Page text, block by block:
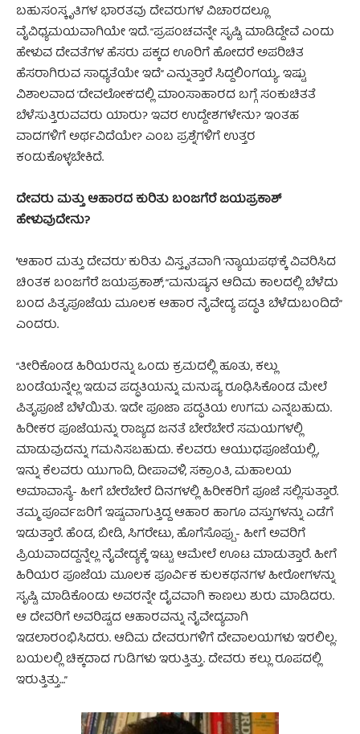
ಬಹುಸಂಸ್ಕೃತಿಗಳ ಭಾರತವು ದೇವರುಗಳ ವಿಚಾರದಲ್ಲೂ
ವೈವಿಧ್ಯಮಯವಾಗಿಯೇ ಇದೆ. “ಪ್ರಪಂಚವನ್ನೇ ಸೃಷ್ಟಿ ಮಾಡಿದ್ದೇವೆ ಎಂದು
ಹೇಳುವ ದೇವತೆಗಳ ಹೆಸರು ಪಕ್ಕದ ಊರಿಗೆ ಹೋದರೆ ಅಪರಿಚಿತ
ಹೆಸರಾಗಿರುವ ಸಾಧ್ಯತೆಯೇ ಇದೆ” ಎನ್ನುತ್ತಾರೆ ಸಿದ್ದಲಿಂಗಯ್ಯ. ಇಷ್ಟು
ವಿಶಾಲವಾದ ’ದೇವಲೋಕ’ದಲ್ಲಿ ಮಾಂಸಾಹಾರದ ಬಗ್ಗೆ ಸಂಕುಚಿತತೆ
ಬೆಳೆಸುತ್ತಿರುವವರು ಯಾರು? ಇವರ ಉದ್ದೇಶಗಳೇನು? ಇಂತಹ
ವಾದಗಳಿಗೆ ಅರ್ಥವಿದೆಯೇ? ಎಂಬ ಪ್ರಶ್ನೆಗಳಿಗೆ ಉತ್ತರ
ಕಂಡುಕೊಳ್ಳಬೇಕಿದೆ.
ದೇವರು ಮತ್ತು ಆಹಾರದ ಕುರಿತು ಬಂಜಗೆರೆ ಜಯಪ್ರಕಾಶ್
ಹೇಳುವುದೇನು?
’ಆಹಾರ ಮತ್ತು ದೇವರು’ ಕುರಿತು ವಿಸ್ತೃತವಾಗಿ ’ನ್ಯಾಯಪಥ’ಕ್ಕೆ ವಿವರಿಸಿದ
ಚಿಂತಕ ಬಂಜಗೆರೆ ಜಯಪ್ರಕಾಶ್, “ಮನುಷ್ಯನ ಆದಿಮ ಕಾಲದಲ್ಲಿ ಬೆಳೆದು
ಬಂದ ಪಿತೃಪೂಜೆಯ ಮೂಲಕ ಆಹಾರ ನೈವೇದ್ಯ ಪದ್ಧತಿ ಬೆಳೆದುಬಂದಿದೆ”
ಎಂದರು.
“ತೀರಿಕೊಂಡ ಹಿರಿಯರನ್ನು ಒಂದು ಕ್ರಮದಲ್ಲಿ ಹೂತು, ಕಲ್ಲು
ಬಂಡೆಯನ್ನೆಲ್ಲ ಇಡುವ ಪದ್ಧತಿಯನ್ನು ಮನುಷ್ಯ ರೂಢಿಸಿಕೊಂಡ ಮೇಲೆ
ಪಿತೃಪೂಜೆ ಬೆಳೆಯಿತು. ಇದೇ ಪೂಜಾ ಪದ್ಧತಿಯ ಉಗಮ ಎನ್ನಬಹುದು.
ಹಿರೀಕರ ಪೂಜೆಯನ್ನು ರಾಜ್ಯದ ಜನತೆ ಬೇರೆಬೇರೆ ಸಮಯಗಳಲ್ಲಿ
ಮಾಡುವುದನ್ನು ಗಮನಿಸಬಹುದು. ಕೆಲವರು ಆಯುಧಪೂಜೆಯಲ್ಲಿ,
ಇನ್ನು ಕೆಲವರು ಯುಗಾದಿ, ದೀಪಾವಳಿ, ಸಕ್ರಾಂತಿ, ಮಹಾಲಯ
ಅಮಾವಾಸ್ಯೆ- ಹೀಗೆ ಬೇರೆಬೇರೆ ದಿನಗಳಲ್ಲಿ ಹಿರೀಕರಿಗೆ ಪೂಜೆ ಸಲ್ಲಿಸುತ್ತಾರೆ.
ತಮ್ಮ ಪೂರ್ವಜರಿಗೆ ಇಷ್ಟವಾಗುತ್ತಿದ್ದ ಆಹಾರ ಹಾಗೂ ವಸ್ತುಗಳನ್ನು ಎಡೆಗೆ
ಇಡುತ್ತಾರೆ. ಹೆಂಡ, ಬೀಡಿ, ಸಿಗರೇಟು, ಹೊಗೆಸೊಪ್ಪು- ಹೀಗೆ ಅವರಿಗೆ
ಪ್ರಿಯವಾದದ್ದನ್ನೆಲ್ಲ ನೈವೇದ್ಯಕ್ಕೆ ಇಟ್ಟು ಆಮೇಲೆ ಊಟ ಮಾಡುತ್ತಾರೆ. ಹೀಗೆ
ಹಿರಿಯರ ಪೂಜೆಯ ಮೂಲಕ ಪೂರ್ವಿಕ ಕುಲಕಥನಗಳ ಹೀರೋಗಳನ್ನು
ಸೃಷ್ಟಿ ಮಾಡಿಕೊಂಡು ಅವರನ್ನೇ ದೈವವಾಗಿ ಕಾಣಲು ಶುರು ಮಾಡಿದರು.
ಆ ದೇವರಿಗೆ ಅವರಿಷ್ಟದ ಆಹಾರವನ್ನು ನೈವೇದ್ಯವಾಗಿ
ಇಡಲಾರಂಭಿಸಿದರು. ಆದಿಮ ದೇವರುಗಳಿಗೆ ದೇವಾಲಯಗಳು ಇರಲಿಲ್ಲ.
ಬಯಲಲ್ಲಿ ಚಿಕ್ಕದಾದ ಗುಡಿಗಳು ಇರುತ್ತಿತ್ತು. ದೇವರು ಕಲ್ಲು ರೂಪದಲ್ಲಿ
ಇರುತ್ತಿತ್ತು…”